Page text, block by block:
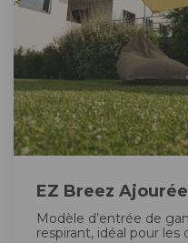
EZ Breez Ajourée
Modèle d’entrée de
respirant, idéal pour les